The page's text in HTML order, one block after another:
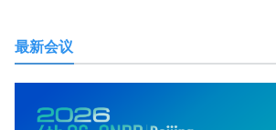
最新会议